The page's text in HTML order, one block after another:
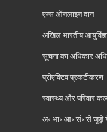
एम्स ऑनलाइन दान
अखिल भारतीय
सूचना का अधिकार
प्रोएक्टिव प्रकटीकरण
स्वास्थ्य और परिवार
अ॰ भा॰ आ॰ सं॰ से जुड़े